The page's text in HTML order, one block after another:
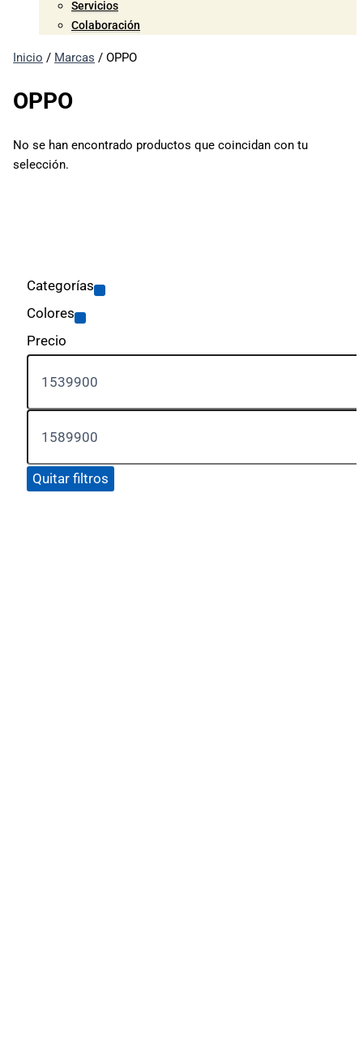
Servicios
Colaboración
Inicio / Marcas / OPPO
OPPO
No se han encontrado productos que coincidan con tu
selección.
Categorías
Colores
Precio
Quitar filtros